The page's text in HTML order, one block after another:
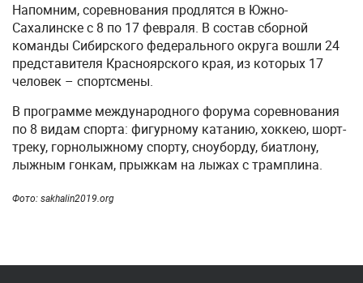
Напомним, соревнования продлятся в Южно-
Сахалинске с 8 по 17 февраля. В состав сборной
команды Сибирского федерального округа вошли 24
представителя Красноярского края, из которых 17
человек – спортсмены.
В программе международного форума соревнования
по 8 видам спорта: фигурному катанию, хоккею, шорт-
треку, горнолыжному спорту, сноуборду, биатлону,
лыжным гонкам, прыжкам на лыжах с трамплина.
Фото: sakhalin2019.org